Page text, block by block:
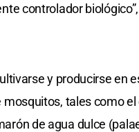
controlador
y producirse en
tales como
de agua dulce